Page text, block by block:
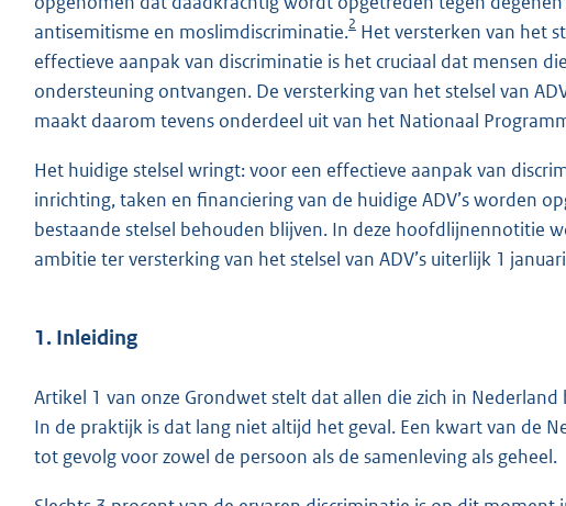
0
K
b
antisemitisme en moslimdiscriminatie.2 Het versterken van het
effectieve aanpak van discriminatie is het cruciaal dat mensen
ondersteuning ontvangen. De versterking van het stelsel van
maakt daarom tevens onderdeel uit van het Nationaal
Het huidige stelsel wringt: voor een effectieve aanpak van
inrichting, taken en financiering van de huidige ADV’s worden
bestaande stelsel behouden blijven. In deze hoofdlijnennotitie
ambitie ter versterking van het stelsel van ADV’s uiterlijk 1
1. Inleiding
Artikel 1 van onze Grondwet stelt dat allen die zich in
In de praktijk is dat lang niet altijd het geval. Een kwart van de
tot gevolg voor zowel de persoon als de samenleving als geheel.